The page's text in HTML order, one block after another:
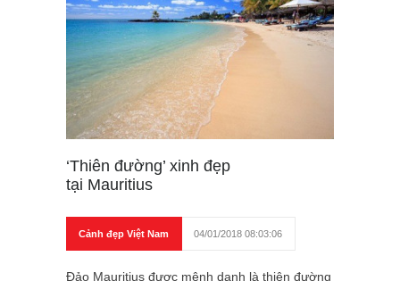
‘Thiên đường’ xinh đẹp
tại Mauritius
Cảnh đẹp Việt Nam 04/01/2018 08:03:06
Đảo Mauritius được mệnh danh là thiên đường